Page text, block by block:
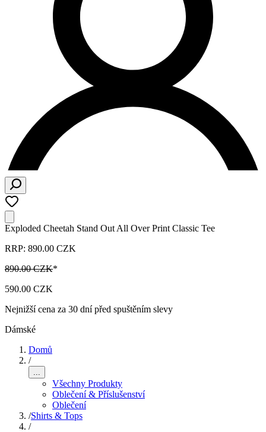
Exploded Cheetah Stand Out All Over Print Classic Tee
RRP: 890.00 CZK
890.00 CZK*
590.00 CZK
Nejnižší cena za 30 dní před spuštěním slevy
Dámské
Domů
/
...
Všechny Produkty
Oblečení & Příslušenství
Oblečení
/Shirts & Tops
/